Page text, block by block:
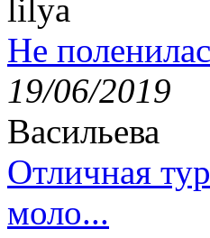
lilya
Не
19/06/2019
Васильева
Отличная
моло...